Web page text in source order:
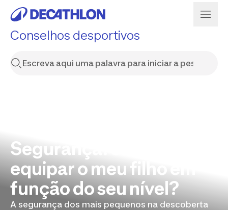
Conselhos desportivos
Segurança: como
equipar o meu filho em
função do seu nível?
A segurança dos mais pequenos na descoberta